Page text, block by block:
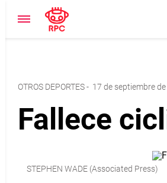
OTROS DEPORTES- 17 de septiembre
Fallece
STEPHEN WADE (Associated Press)